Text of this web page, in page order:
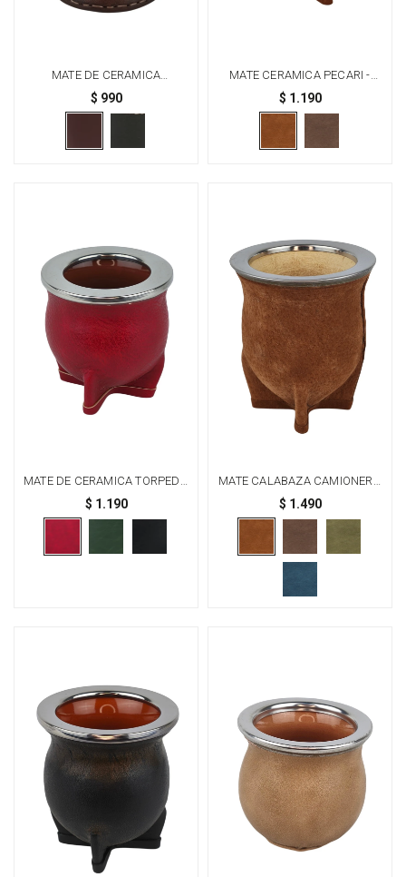
MATE DE CERAMICA
FORRADO EN CUERO TIPO
COPA - MARRÓN
$ 990
MATE CERAMICA PECARI -
OXIDO
$ 1.190
MATE DE CERAMICA TORPEDO
- ROJO
$ 1.190
MATE CALABAZA CAMIONERO
EN PECARÍ ACERO GRANDE -
OXIDO
$ 1.490